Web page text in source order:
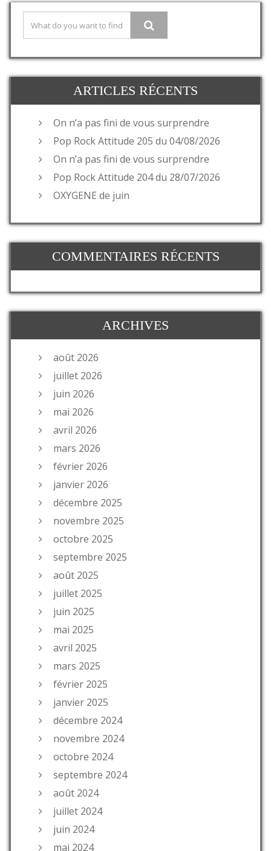
ARTICLES RÉCENTS
On n’a pas fini de vous surprendre
Pop Rock Attitude 205 du 04/08/2026
On n’a pas fini de vous surprendre
Pop Rock Attitude 204 du 28/07/2026
OXYGENE de juin
COMMENTAIRES RÉCENTS
ARCHIVES
août 2026
juillet 2026
juin 2026
mai 2026
avril 2026
mars 2026
février 2026
janvier 2026
décembre 2025
novembre 2025
octobre 2025
septembre 2025
août 2025
juillet 2025
juin 2025
mai 2025
avril 2025
mars 2025
février 2025
janvier 2025
décembre 2024
novembre 2024
octobre 2024
septembre 2024
août 2024
juillet 2024
juin 2024
mai 2024